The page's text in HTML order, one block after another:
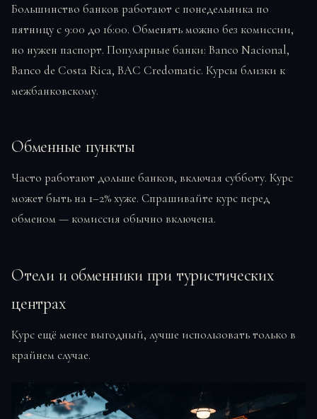
Большинство банков работают с понедельника по
пятницу с 9:00 до 16:00. Обменять можно без комиссии,
но нужен паспорт. Популярные банки: Banco Nacional,
Banco de Costa Rica, BAC Credomatic. Курсы близки к
межбанковскому.
Обменные пункты
Часто работают дольше банков, включая субботу. Курс
может быть на 1–2% хуже. Спрашивайте курс перед
обменом — комиссия обычно включена.
Отели и обменники при туристических
центрах
Курс ещё менее выгодный, лучше использовать только в
крайнем случае.